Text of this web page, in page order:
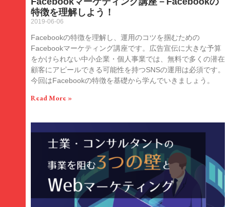
特徴を理解しよう！
2019-06-06
Facebookの特徴を理解し、運用のコツを掴むための
Facebookマーケティング講座です。広告宣伝に大きな予算
をかけられない中小企業・個人事業では、無料で多くの潜在
顧客にアピールできる可能性を持つSNSの運用は必須です。
今回はFacebookの特徴を基礎から学んでいきましょう。
Read More »